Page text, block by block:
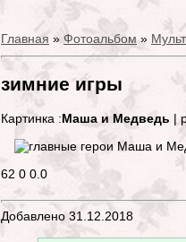
Главная » Фотоальбом »
зимние игры
Картинка :Маша и Медведь |
62 0 0.0
Добавлено 31.12.2018